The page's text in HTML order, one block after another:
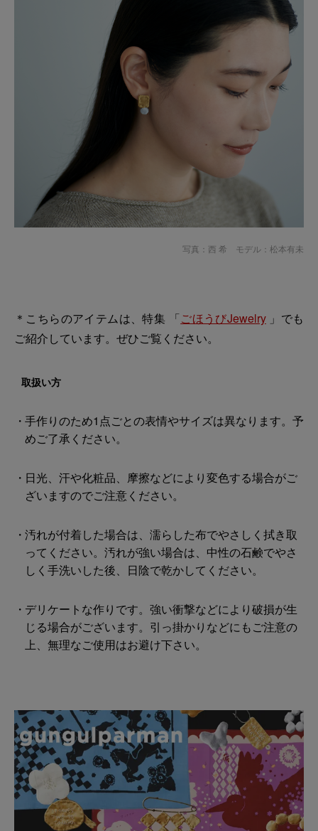
写真：西 希 モデル：松本有未
＊こちらのアイテムは、特集 「ごほうびJewelry」でも
ご紹介しています。ぜひご覧ください。
取扱い方
手作りのため1点ごとの表情やサイズは異なります。予
めご了承ください。
日光、汗や化粧品、摩擦などにより変色する場合がご
ざいますのでご注意ください。
汚れが付着した場合は、濡らした布でやさしく拭き取
ってください。汚れが強い場合は、中性の石鹸でやさ
しく手洗いした後、日陰で乾かしてください。
デリケートな作りです。強い衝撃などにより破損が生
じる場合がございます。引っ掛かりなどにもご注意の
上、無理なご使用はお避け下さい。